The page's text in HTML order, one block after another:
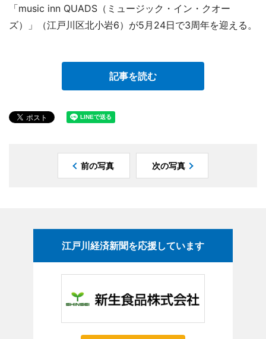
「music inn QUADS（ミュージック・イン・クオー
ズ）」（江戸川区北小岩6）が5月24日で3周年を迎える。
記事を読む
前の写真 次の写真
江戸川経済新聞を応援しています